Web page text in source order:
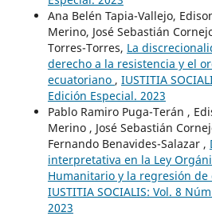
Ana Belén Tapia-Vallejo,
Merino, José Sebastián
Torres-Torres, La
derecho a la resistencia y el
ecuatoriano , IUSTITIA
Edición Especial. 2023
Pablo Ramiro Puga-Terán ,
Merino , José Sebastián
Fernando Benavides-Salazar ,
interpretativa en la Ley
Humanitario y la regresión de
IUSTITIA SOCIALIS: Vol. 8
2023